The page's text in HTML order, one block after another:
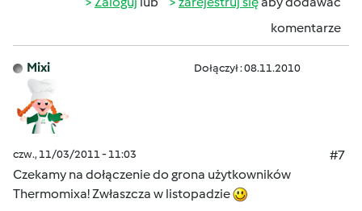
komentarze
Mixi Dołączył : 08.11.2010
czw., 11/03/2011 - 11:03
#7
Czekamy na dołączenie do grona użytkowników
Thermomixa! Zwłaszcza w listopadzie